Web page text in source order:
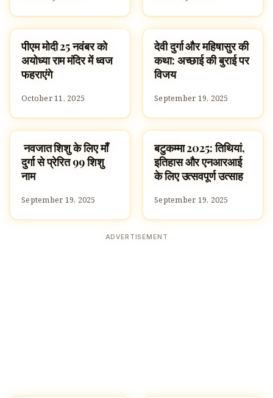
NEWS
पीएम मोदी 25 नवंबर को
अयोध्या राम मंदिर में ध्वज
फहराएंगे
October 11, 2025
STORIES
देवी दुर्गा और महिषासुर की
कथा: अच्छाई की बुराई पर
विजय
September 19, 2025
SPIRITUALITY
नवजात शिशु के लिए माँ
दुर्गा से प्रेरित 99 शिशु
नाम
September 19, 2025
SPIRITUALITY
बटुकम्मा 2025: तिथियां,
इतिहास और एनआरआई
के लिए उत्सवपूर्ण उत्साह
September 19, 2025
ADVERTISEMENT